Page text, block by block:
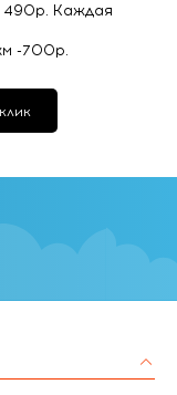
490р. Каждая
-700р.